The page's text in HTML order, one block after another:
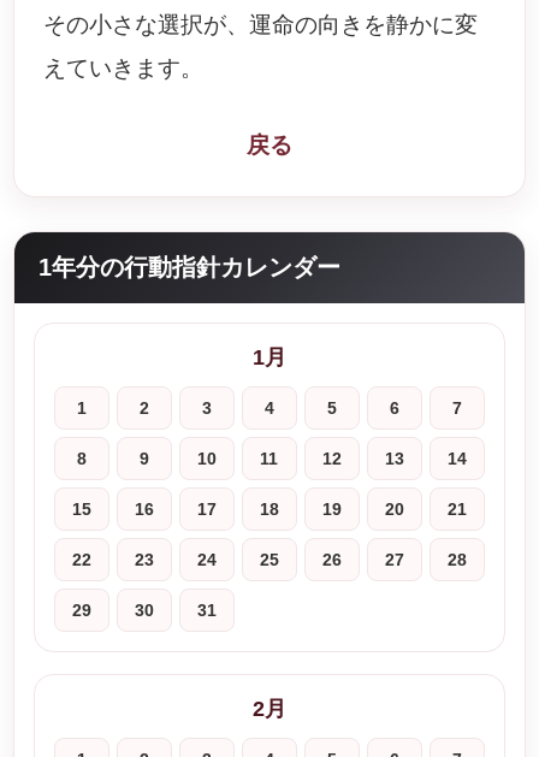
その小さな選択が、運命の向きを静かに変
えていきます。
戻る
1年分の行動指針カレンダー
1月
1 2 3 4 5 6 7
8 9 10 11 12 13 14
15 16 17 18 19 20 21
22 23 24 25 26 27 28
29 30 31
2月